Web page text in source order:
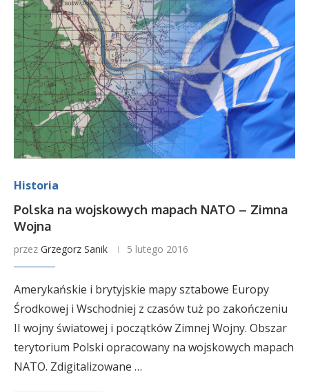
Historia
Polska na wojskowych mapach NATO – Zimna
Wojna
przez Grzegorz Sanik 5 lutego 2016
Amerykańskie i brytyjskie mapy sztabowe Europy
Środkowej i Wschodniej z czasów tuż po zakończeniu
II wojny światowej i początków Zimnej Wojny. Obszar
terytorium Polski opracowany na wojskowych mapach
NATO. Zdigitalizowane …